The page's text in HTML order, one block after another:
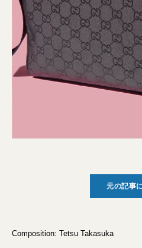
元の記事
Composition: Tetsu Takasuka